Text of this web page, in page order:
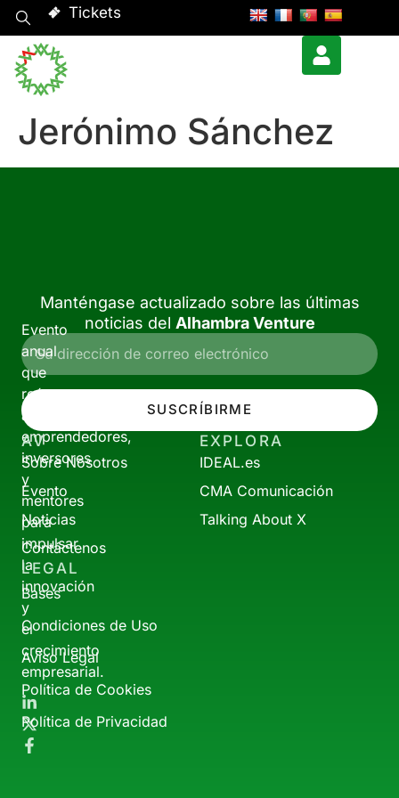
Tickets
Jerónimo Sánchez
Evento
anual
que
reúne
a
emprendedores,
inversores
y
mentores
para
impulsar
la
innovación
y
el
crecimiento
empresarial.
Manténgase actualizado sobre las últimas
noticias del Alhambra Venture
SUSCRÍBIRME
AV
Sobre Nosotros
Evento
Noticias
Contáctenos
EXPLORA
IDEAL.es
CMA Comunicación
Talking About X
LEGAL
Bases
Condiciones de Uso
Aviso Legal
Política de Cookies
Política de Privacidad